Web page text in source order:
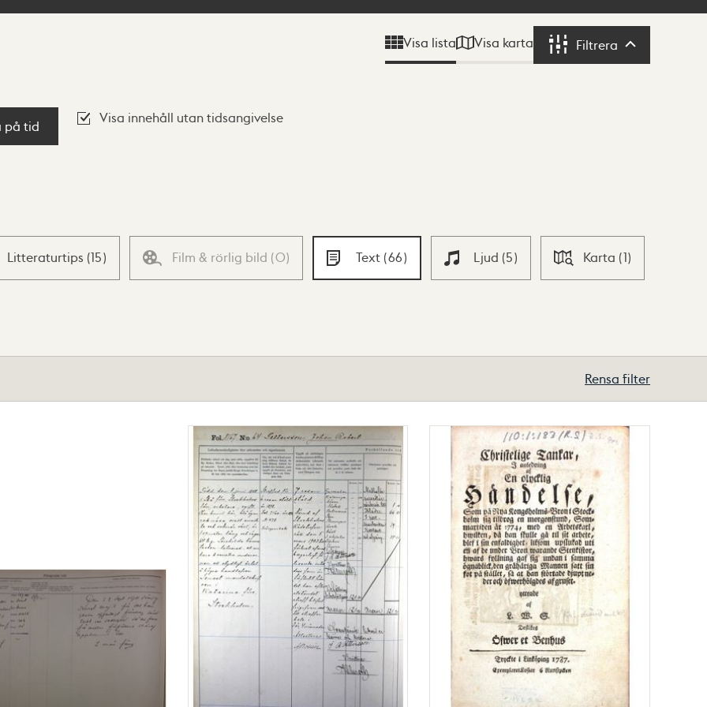
Visa lista Visa karta Filtrera Filtrera
på tid
Visa innehåll utan tidsangivelse
Litteraturtips (15) Film & rörlig bild (0) Text (66) Ljud (5) Karta (1)
Rensa filter